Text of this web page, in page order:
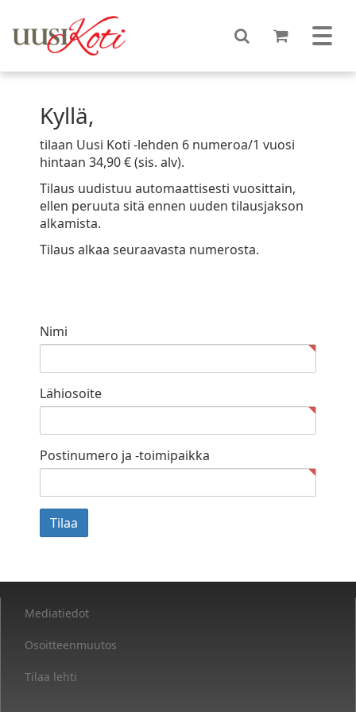
Kyllä,
tilaan Uusi Koti -lehden 6 numeroa/1 vuosi
hintaan 34,90 € (sis. alv).
Tilaus uudistuu automaattisesti vuosittain,
ellen peruuta sitä ennen uuden tilausjakson
alkamista.
Tilaus alkaa seuraavasta numerosta.
Nimi
Lähiosoite
Postinumero ja -toimipaikka
Mediatiedot
Osoitteenmuutos
Tilaa lehti